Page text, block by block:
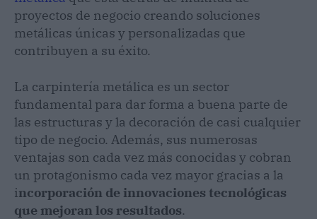
proyectos de negocio creando soluciones
metálicas únicas y personalizadas que
contribuyen a su éxito.
La carpintería metálica es un sector
fundamental para dar forma a buena parte de
las estructuras y la decoración de casi cualquier
tipo de negocio. Además, sus numerosas
ventajas son cada vez más conocidas y cobran
un protagonismo cada vez mayor gracias a la
incorporación de innovaciones tecnológicas
que mejoran los resultados.